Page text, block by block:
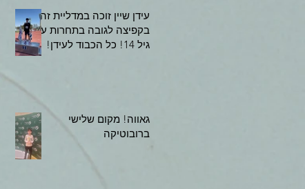
עידן שיין זוכה במדליית זהב
בקפיצה לגובה בתחרות עד
גיל 14! כל הכבוד לעידן!
גאווה! מקום שלישי
ברובוטיקה